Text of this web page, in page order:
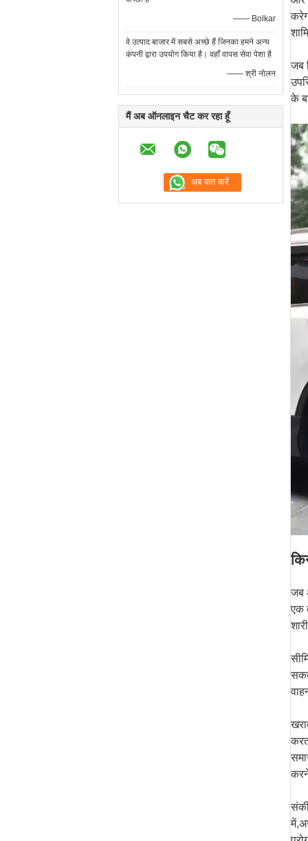
—— Bolkar
वे उत्पाद बाजार में सबसे अच्छे हैं जिनका हमने अन्य
कंपनी द्वारा उपयोग किया है। वहाँ वापस सेवा पेशा है
—— श्री नोलन
मैं अब ऑनलाइन चैट कर रहा हूँ
जब
के
जब
एक